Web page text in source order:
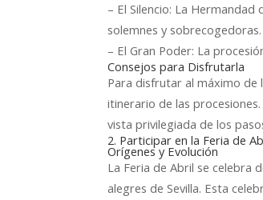
– El Silencio: La
solemnes y sobrecogedoras.
– El Gran Poder: La
Consejos para Disfrutarla
Para disfrutar al máximo de
itinerario de las
vista privilegiada de los
2. Participar en la Feria de
Orígenes y Evolución
La Feria de Abril se celebra
alegres de Sevilla. Esta